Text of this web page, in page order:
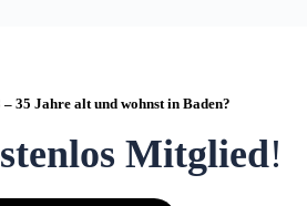
35 Jahre alt und wohnst in Baden?
Mitglied!